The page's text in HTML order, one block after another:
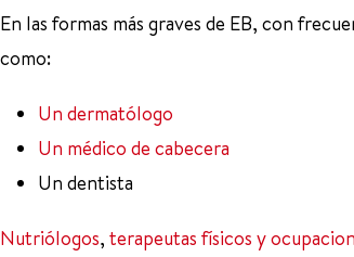
En las formas más graves de EB, con
como:
Un dermatólogo
Un médico de cabecera
Un dentista
Nutriólogos, terapeutas físicos y